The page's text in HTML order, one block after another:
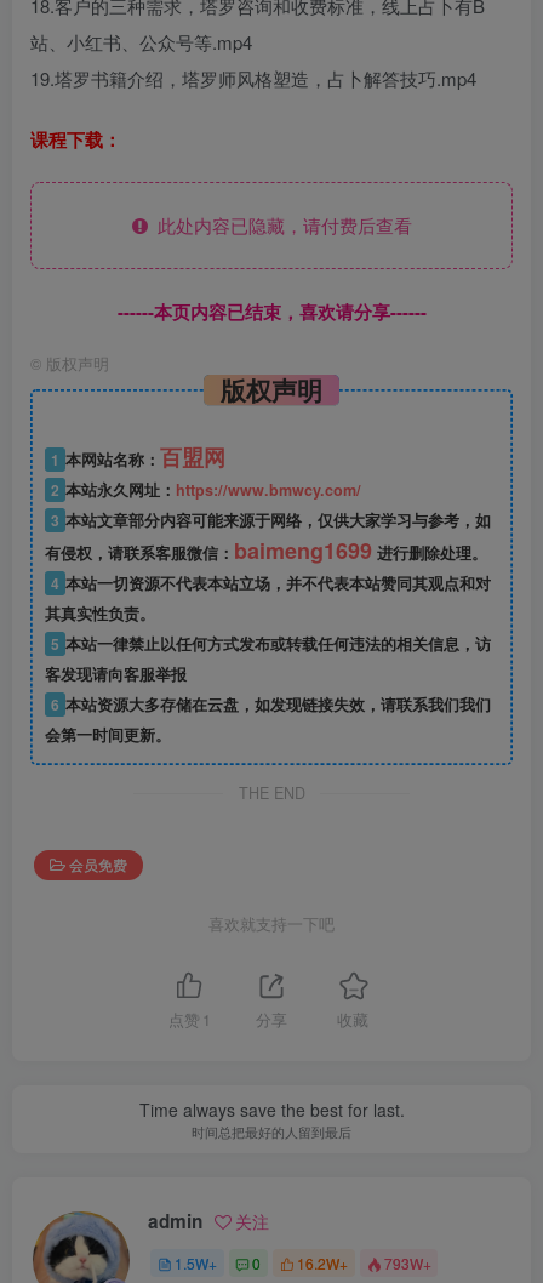
18.客户的三种需求，塔罗咨询和收费标准，线上占卜有B
站、小红书、公众号等.mp4
19.塔罗书籍介绍，塔罗师风格塑造，占卜解答技巧.mp4
课程下载：
此处内容已隐藏，请付费后查看
------本页内容已结束，喜欢请分享------
© 版权声明
版权声明
1 本网站名称： 百盟网
2 本站永久网址： https://www.bmwcy.com/
3 本站文章部分内容可能来源于网络，仅供大家学习与参考，如
有侵权，请联系客服微信： baimeng1699 进行删除处理。
4 本站一切资源不代表本站立场，并不代表本站赞同其观点和对
其真实性负责。
5 本站一律禁止以任何方式发布或转载任何违法的相关信息，访
客发现请向客服举报
6 本站资源大多存储在云盘，如发现链接失效，请联系我们我们
会第一时间更新。
THE END
会员免费
喜欢就支持一下吧
点赞 1 分享 收藏
Time always save the best for last.
时间总把最好的人留到最后
admin 关注
1.5W+ 0 16.2W+ 793W+